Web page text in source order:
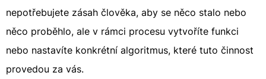
nepotřebujete zásah člověka, aby se něco stalo nebo
něco proběhlo, ale v rámci procesu vytvoříte funkci
nebo nastavíte konkrétní algoritmus, které tuto činnost
provedou za vás.